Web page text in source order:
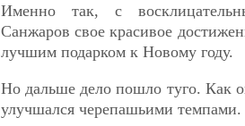
Именно так, с
Санжаров свое красивое
лучшим подарком к Новому году.
Но дальше дело пошло туго. Как
улучшался черепашьими темпами.